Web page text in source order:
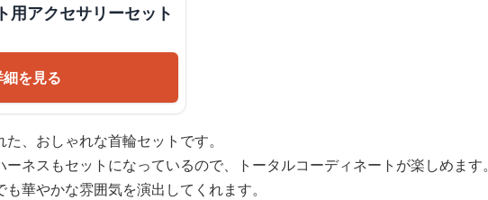
柄ペット用アクセサリーセット
を見る
、おしゃれな首輪セットです。
ネスもセットになっているので、トータルコーディネートが楽しめます。
華やかな雰囲気を演出してくれます。